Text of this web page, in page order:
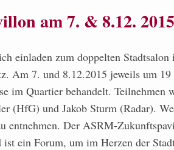
am 7. & 8.12. 2015
einladen zum doppelten Stadtsalon
Am 7. und 8.12.2015 jeweils um
im Quartier behandelt. Teilnehmen
(HfG) und Jakob Sturm (Radar).
entnehmen. Der ASRM-
ein Forum, um im Herzen der